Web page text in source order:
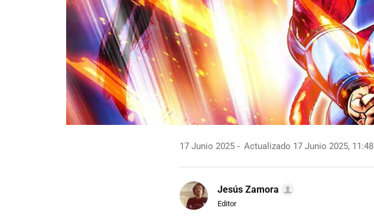
17 Junio 2025 Actualizado 17 Junio 2025, 11:48
Jesús Zamora
Editor